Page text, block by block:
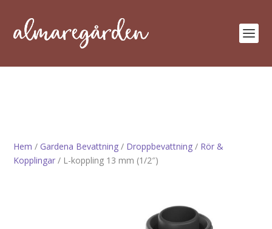
Hem / Gardena Bevattning / Droppbevattning / Rör &
Kopplingar / L-koppling 13 mm (1/2″)